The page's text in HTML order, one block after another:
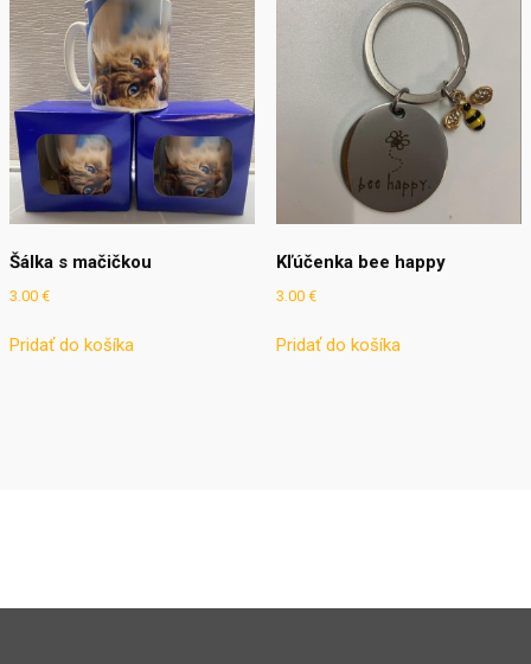
Šálka s mačičkou
3.00 €
Pridať do košíka
Kľúčenka bee happy
3.00 €
Pridať do košíka